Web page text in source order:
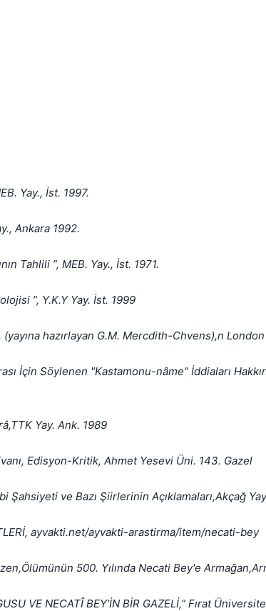
Yay., İst. 1997.
Ankara 1992.
Tahlili ”, MEB. Yay., İst. 1971.
”, Y.K.Y Yay. İst. 1999
hazırlayan G.M. Mercdith-Chvens),n London
İçin Söylenen "Kastamonu-nâme" İddiaları
Yay. Ank. 1989
Edisyon-Kritik, Ahmet Yesevi Üni. 143. Gazel
Şahsiyeti ve Bazı Şiirlerinin Açıklamaları,Akçağ
ayvakti.net/ayvakti-arastirma/item/necati-bey
500. Yılında Necati Bey'e
VE NECATÎ BEY’İN BİR GAZELİ,” Fırat